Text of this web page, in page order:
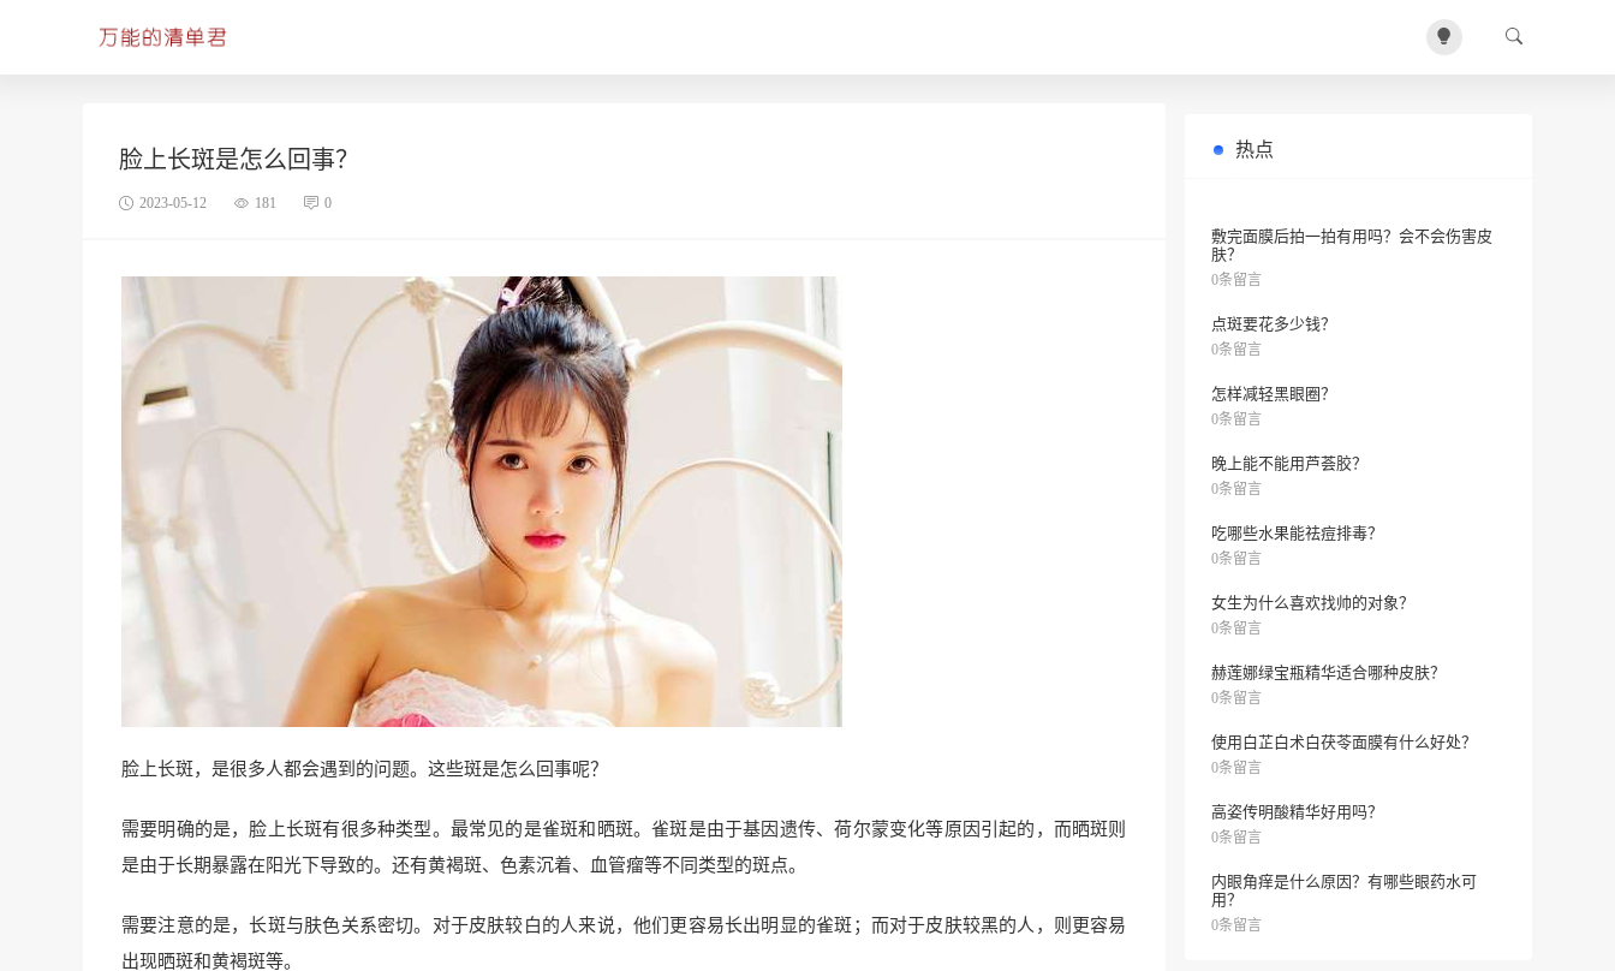
脸上长斑是怎么回事？
2023-05-12 181 0
脸上长斑，是很多人都会遇到的问题。这些斑是怎么回事呢？
需要明确的是，脸上长斑有很多种类型。最常见的是雀斑和晒斑。雀斑是由于基因遗传、荷尔蒙变化等原因引起的，而晒斑则
是由于长期暴露在阳光下导致的。还有黄褐斑、色素沉着、血管瘤等不同类型的斑点。
需要注意的是，长斑与肤色关系密切。对于皮肤较白的人来说，他们更容易长出明显的雀斑；而对于皮肤较黑的人，则更容易
出现晒斑和黄褐斑等。
热点
敷完面膜后拍一拍有用吗？会不会伤害皮
肤？
0条留言
点斑要花多少钱？
0条留言
怎样减轻黑眼圈？
0条留言
晚上能不能用芦荟胶？
0条留言
吃哪些水果能祛痘排毒？
0条留言
女生为什么喜欢找帅的对象？
0条留言
赫莲娜绿宝瓶精华适合哪种皮肤？
0条留言
使用白芷白术白茯苓面膜有什么好处？
0条留言
高姿传明酸精华好用吗？
0条留言
内眼角痒是什么原因？有哪些眼药水可
用？
0条留言